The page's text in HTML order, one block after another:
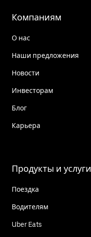
Компаниям
О нас
Наши предложения
Новости
Инвесторам
Блог
Карьера
Продукты и услуги
Поездка
Водителям
Uber Eats